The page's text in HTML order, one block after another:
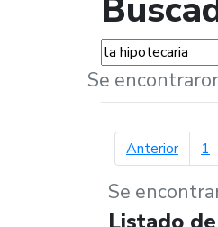
Palabras...
Se
Anterior 1
Se